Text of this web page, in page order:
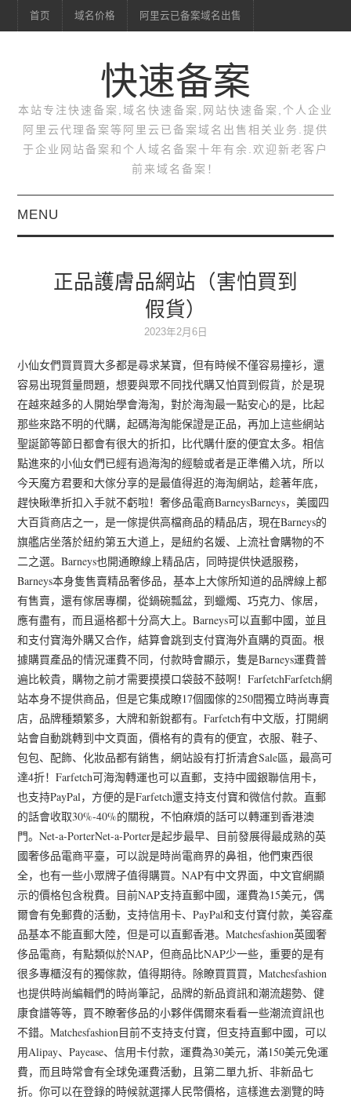
首页 域名价格 阿里云已备案域名出售
快速备案
本站专注快速备案,域名快速备案,网站快速备案,个人企业
阿里云代理备案等阿里云已备案域名出售相关业务.提供
于企业网站备案和个人域名备案十年有余.欢迎新老客户
前来域名备案！
MENU
域名价格
阿里云已备案域名出售
正品護膚品網站（害怕買到
假貨）
2023年2月6日
小仙女們買買買大多都是尋求某寶，但有時候不僅容易撞衫，還
容易出現質量問題，想要與眾不同找代購又怕買到假貨，於是現
在越來越多的人開始學會海淘，對於海淘最一點安心的是，比起
那些來路不明的代購，起碼海淘能保證是正品，再加上這些網站
聖誕節等節日都會有很大的折扣，比代購什麼的便宜太多。相信
點進來的小仙女們已經有過海淘的經驗或者是正準備入坑，所以
今天魔方君要和大傢分享的是最值得逛的海淘網站，趁著年底，
趕快瞅準折扣入手就不虧啦！奢侈品電商BarneysBarneys，美國四
大百貨商店之一，是一傢提供高檔商品的精品店，現在Barneys的
旗艦店坐落於紐約第五大道上，是紐約名媛、上流社會購物的不
二之選。Barneys也開通瞭線上精品店，同時提供快遞服務，
Barneys本身隻售賣精品奢侈品，基本上大傢所知道的品牌線上都
有售賣，還有傢居專欄，從鍋碗瓢盆，到蠟燭、巧克力、傢居，
應有盡有，而且逼格都十分高大上。Barneys可以直郵中國，並且
和支付寶海外購又合作，結算會跳到支付寶海外直購的頁面。根
據購買產品的情況運費不同，付款時會顯示，隻是Barneys運費普
遍比較貴，購物之前才需要摸摸口袋鼓不鼓啊！FarfetchFarfetch網
站本身不提供商品，但是它集成瞭17個國傢的250間獨立時尚專賣
店，品牌種類繁多，大牌和新銳都有。Farfetch有中文版，打開網
站會自動跳轉到中文頁面，價格有的貴有的便宜，衣服、鞋子、
包包、配飾、化妝品都有銷售，網站設有打折清倉Sale區，最高可
達4折！Farfetch可海淘轉運也可以直郵，支持中國銀聯信用卡，
也支持PayPal，方便的是Farfetch還支持支付寶和微信付款。直郵
的話會收取30%-40%的關稅，不怕麻煩的話可以轉運到香港澳
門。Net-a-PorterNet-a-Porter是起步最早、目前發展得最成熟的英
國奢侈品電商平臺，可以說是時尚電商界的鼻祖，他們東西很
全，也有一些小眾牌子值得購買。NAP有中文界面，中文官網顯
示的價格包含稅費。目前NAP支持直郵中國，運費為15美元，偶
爾會有免郵費的活動，支持信用卡、PayPal和支付寶付款，美容產
品基本不能直郵大陸，但是可以直郵香港。Matchesfashion英國奢
侈品電商，有點類似於NAP，但商品比NAP少一些，重要的是有
很多專櫃沒有的獨傢款，值得期待。除瞭買買買，Matchesfashion
也提供時尚編輯們的時尚筆記，品牌的新品資訊和潮流趨勢、健
康食譜等等，買不瞭奢侈品的小夥伴偶爾來看看一些潮流資訊也
不錯。Matchesfashion目前不支持支付寶，但支持直郵中國，可以
用Alipay、Payease、信用卡付款，運費為30美元，滿150美元免運
費，而且時常會有全球免運費活動，且第二單九折、非新品七
折。你可以在登錄的時候就選擇人民幣價格，這樣進去瀏覽的時